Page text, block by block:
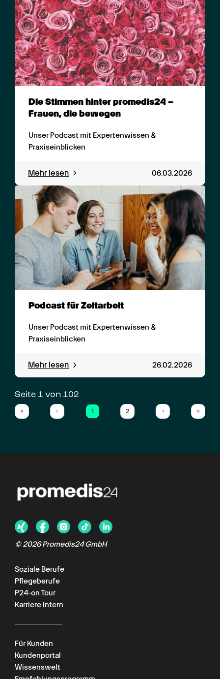
Die Stimmen hinter promedis24 –
Frauen, die bewegen
Unser Podcast mit Expertenwissen &
Praxiseinblicken
Mehr lesen 06.03.2026
Podcast für Zeitarbeit
Unser Podcast mit Expertenwissen &
Praxiseinblicken
Mehr lesen 26.02.2026
Seite 1 von 102
«
First
‹
Previous
1
(current)
2 ›
Next
»
Last
©2026Promedis24 GmbH
Soziale Berufe
Pflegeberufe
P24-on Tour
Karriere intern
Für Kunden
Kundenportal
Wissenswelt